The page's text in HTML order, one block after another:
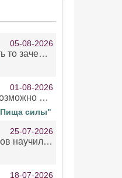
05-08-2026
Ужасно читает. Ну зевать то зачем. Уже не говорю, что ударения ставит, как хочет.
01-08-2026
Ужас, а не озвучка! Невозможно вникать в смысл текста из за кривляний чтеца
Пища силы"
25-07-2026
Если бы Сергей Кирсанов научился не сглатывать каждые 1-2 минуты слюну, так что слышно в микрофоне и, что вызывает отвращение, то мелжно было бы слушать.
18-07-2026